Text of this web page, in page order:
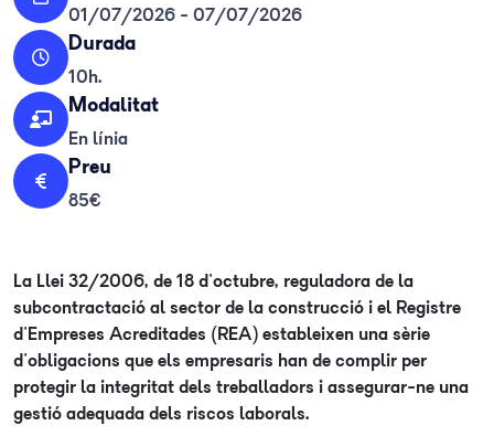
01/07/2026 - 07/07/2026
Durada
10h.
Modalitat
En línia
Preu
85€
La Llei 32/2006, de 18 d'octubre, reguladora de la
subcontractació al sector de la construcció i el Registre
d'Empreses Acreditades (REA) estableixen una sèrie
d'obligacions que els empresaris han de complir per
protegir la integritat dels treballadors i assegurar-ne una
gestió adequada dels riscos laborals.